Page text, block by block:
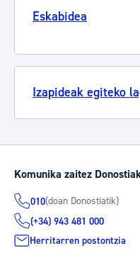
Eskabidea
Izapideak egiteko
Komunika zaitez
010(doan Donostiatik)
(+34) 943 481 000
Herritarren postontzia